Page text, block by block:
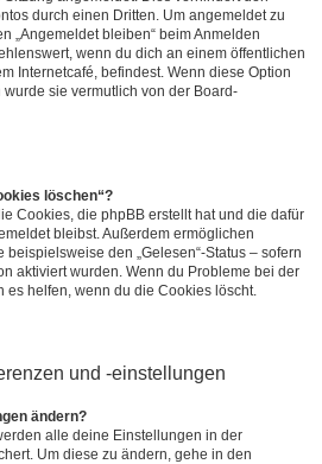
durch einen Dritten. Um angemeldet zu
„Angemeldet bleiben“ beim Anmelden
wenn du dich an einem öffentlichen
Internetcafé, befindest. Wenn diese Option
sie vermutlich von der Board-
löschen“?
Cookies, die phpBB erstellt hat und die dafür
bleibst. Außerdem ermöglichen
den „Gelesen“-Status – sofern
aktiviert wurden. Wenn du Probleme bei der
es helfen, wenn du die Cookies löscht.
und -einstellungen
ändern?
alle deine Einstellungen in der
Um diese zu ändern, gehe in den